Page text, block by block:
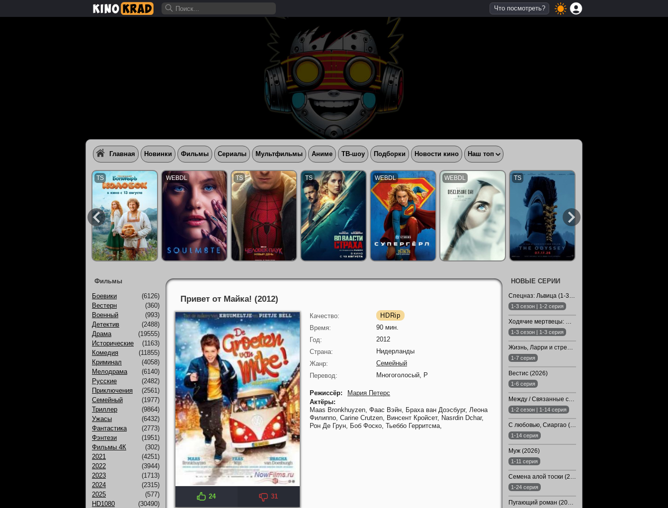
Привет от Майка! (2012)
IMDB: 6.7 KP: 7.2
24 31
Качество:
HDRip
Время:
90 мин.
Год:
2012
Страна:
Нидерланды
Жанр:
Семейный
Перевод:
Многоголосый, P
Режиссёр:
Мария Петерс
Актёры:
Maas Bronkhuyzen, Фаас Вэйн, Браха ван Доэсбург, Леона
Филиппо, Carine Crutzen, Винсент Кройсет, Nasrdin Dchar,
Рон Де Грун, Боб Фоско, Тьеббо Герритсма,
Фильмы
Боевики
(6126)
Вестерн
(360)
Военный
(993)
Детектив
(2488)
Драма
(19555)
Исторические
(1163)
Комедия
(11855)
Криминал
(4058)
Мелодрама
(6140)
Русские
(2482)
Приключения
(2561)
Семейный
(1977)
Триллер
(9864)
Ужасы
(6432)
Фантастика
(2773)
Фэнтези
(1951)
Фильмы 4К
(302)
2021
(4251)
2022
(3944)
2023
(1713)
2024
(2315)
2025
(577)
HD1080
(30490)
НОВЫЕ СЕРИИ
Спецназ: Львица (1-3 Сезон)
1-3 сезон | 1-2 серия
Ходячие мертвецы: Мертвый город (1-3 Сезон)
1-3 сезон | 1-3 серия
Жизнь, Ларри и стремление к несчастью: Почти история Америки (2026)
1-7 серия
Вестис (2026)
1-6 серия
Между / Связанные судьбой / Арафта (1-2 Сезон)
1-2 сезон | 1-14 серия
С любовью, Сиаргао (2026)
1-14 серия
Муж (2026)
1-11 серия
Семена алой тоски (2026)
1-24 серия
Пугающий роман (2026)
Главная Новинки Фильмы Сериалы Мультфильмы Аниме ТВ-шоу Подборки Новости кино Наш топ
Что посмотреть?